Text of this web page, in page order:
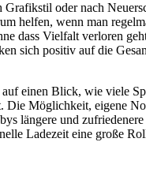
Grafikstil oder nach
helfen, wenn man
dass Vielfalt verloren
sich positiv auf die
einen Blick, wie viele
Die Möglichkeit, eigene
längere und
Ladezeit eine große